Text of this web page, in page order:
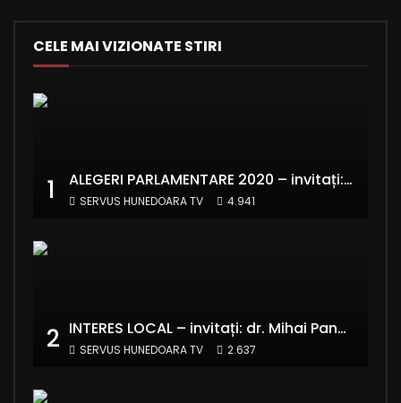
CELE MAI VIZIONATE STIRI
1 ALEGERI PARLAMENTARE 2020 – invitați: Ionela Florea și Emanuel Valentin Crișan – RE:Start România
SERVUS HUNEDOARA TV 4.941
2 INTERES LOCAL – invitați: dr. Mihai Panaitescu – Manager Teatrul de Artă Deva și Alexandru Grecu
SERVUS HUNEDOARA TV 2.637